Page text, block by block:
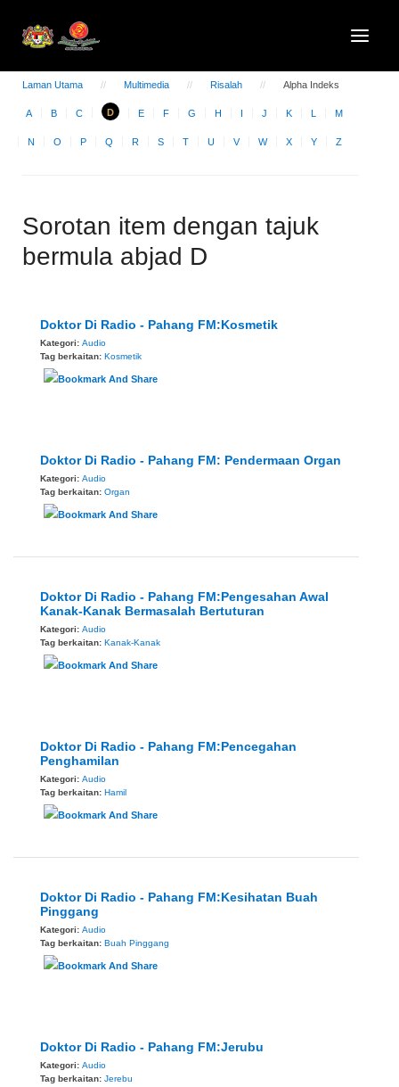
Laman Utama Multimedia Risalah Alpha Indeks
A B C D E F G H I J K L M
N O P Q R S T U V W X Y Z
Sorotan item dengan tajuk
bermula abjad D
Doktor Di Radio - Pahang FM:Kosmetik
Kategori: Audio
Tag berkaitan: Kosmetik
Doktor Di Radio - Pahang FM: Pendermaan Organ
Kategori: Audio
Tag berkaitan: Organ
Doktor Di Radio - Pahang FM:Pengesahan Awal
Kanak-Kanak Bermasalah Bertuturan
Kategori: Audio
Tag berkaitan: Kanak-Kanak
Doktor Di Radio - Pahang FM:Pencegahan
Penghamilan
Kategori: Audio
Tag berkaitan: Hamil
Doktor Di Radio - Pahang FM:Kesihatan Buah
Pinggang
Kategori: Audio
Tag berkaitan: Buah Pinggang
Doktor Di Radio - Pahang FM:Jerubu
Kategori: Audio
Tag berkaitan: Jerebu